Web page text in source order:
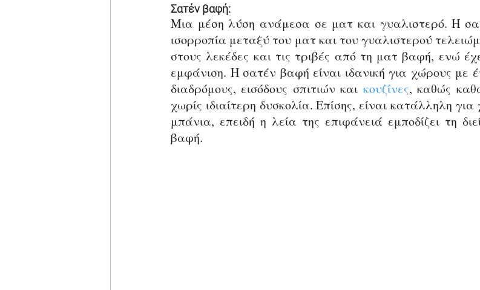
Σατέν βαφή:
Μια μέση λύση ανάμεσα σε ματ και γυαλιστερό. Η
ισορροπία μεταξύ του ματ και του γυαλιστερού
στους λεκέδες και τις τριβές από τη ματ βαφή, ενώ
εμφάνιση. Η σατέν βαφή είναι ιδανική για χώρους με
διαδρόμους, εισόδους σπιτιών και κουζίνες, καθώς
χωρίς ιδιαίτερη δυσκολία. Επίσης, είναι κατάλληλη
μπάνια, επειδή η λεία της επιφάνειά εμποδίζει τη
βαφή.